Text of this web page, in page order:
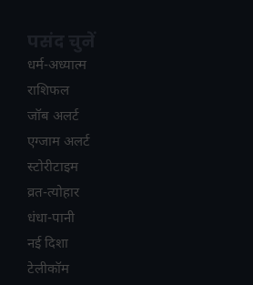
धर्म-अध्यात्म
राशिफल
जॉब अलर्ट
एग्जाम अलर्ट
स्टोरीटाइम
व्रत-त्योहार
धंधा-पानी
नई दिशा
टेलीकॉम